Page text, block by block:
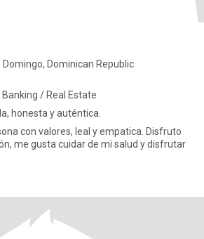
Dominican Republic
Banking / Real Estate
honesta y auténtica.
con valores, leal y empatica. Disfruto
me gusta cuidar de mi salud y disfrutar